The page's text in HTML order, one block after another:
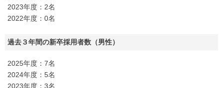
2023年度：2名
2022年度：0名
過去３年間の新卒採用者数（男性）
2025年度：7名
2024年度：5名
2023年度：3名